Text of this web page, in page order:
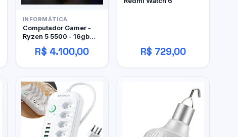
INFORMÁTICA
Computador Gamer -
Ryzen 5 5500 - 16gb
DDR4 - 480GB SSD - RX
480 4gb
R$ 4.100,00 R$ 729,00